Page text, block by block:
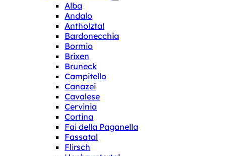
Alba
Andalo
Antholztal
Bardonecchia
Bormio
Brixen
Bruneck
Campitello
Canazei
Cavalese
Cervinia
Cortina
Fai della Paganella
Fassatal
Flirsch